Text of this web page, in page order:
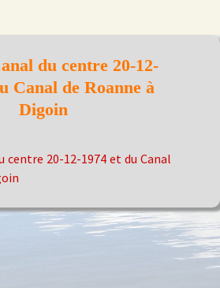
du centre 20-12-
Canal de Roanne à
Digoin
centre 20-12-1974 et du Canal